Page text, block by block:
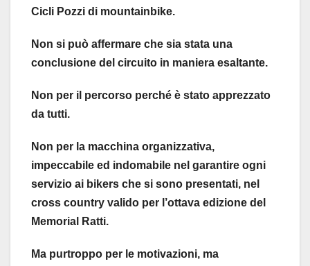
Cicli Pozzi di mountainbike.
Non si può affermare che sia stata una
conclusione del circuito in maniera esaltante.
Non per il percorso perché è stato apprezzato
da tutti.
Non per la macchina organizzativa,
impeccabile ed indomabile nel garantire ogni
servizio ai bikers che si sono presentati, nel
cross country valido per l’ottava edizione del
Memorial Ratti.
Ma purtroppo per le motivazioni, ma